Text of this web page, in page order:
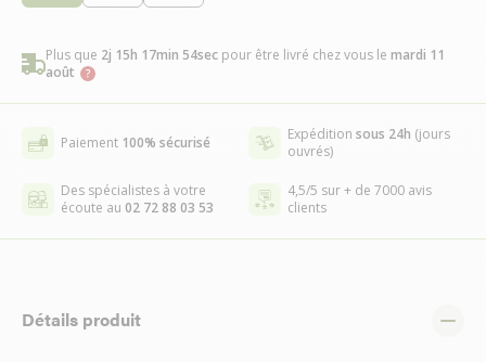
Plus que 2j 15h 17min 53sec pour être livré chez vous le mardi 11
août
Paiement 100% sécurisé Expédition sous 24h (jours
ouvrés)
Des spécialistes à votre
écoute au 02 72 88 03 53
4,5/5 sur + de 7000 avis
clients
Détails produit